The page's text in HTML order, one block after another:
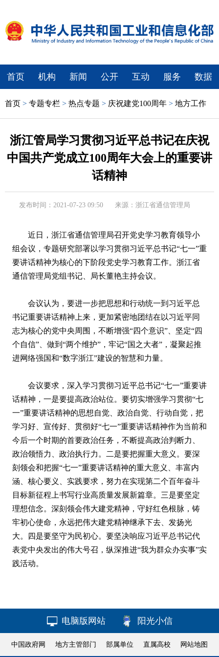
首页 机构 新闻 公开 互动 服务 数据
首页 > 专题专栏 > 热点专题 > 庆祝建党100周年 > 地方工作
浙江管局学习贯彻习近平总书记在庆祝
中国共产党成立100周年大会上的重要讲
话精神
发布时间：2021-07-23 09:50 来源：浙江省通信管理局
近日，浙江省通信管理局召开党史学习教育领导小
组会议，专题研究部署以学习贯彻习近平总书记“七一”重
要讲话精神为核心的下阶段党史学习教育工作。浙江省
通信管理局党组书记、局长董艳主持会议。
会议认为，要进一步把思想和行动统一到习近平总
书记重要讲话精神上来，更加紧密地团结在以习近平同
志为核心的党中央周围，不断增强“四个意识”、坚定“四
个自信”、做到“两个维护”，牢记“国之大者”，凝聚起推
进网络强国和“数字浙江”建设的智慧和力量。
会议要求，深入学习贯彻习近平总书记“七一”重要讲
话精神，一是要提高政治站位。要切实增强学习贯彻“七
一”重要讲话精神的思想自觉、政治自觉、行动自觉，把
学习好、宣传好、贯彻好“七一”重要讲话精神作为当前和
今后一个时期的首要政治任务，不断提高政治判断力、
政治领悟力、政治执行力。二是要把握重大意义。要深
刻领会和把握“七一”重要讲话精神的重大意义、丰富内
涵、核心要义、实践要求，努力在实现第二个百年奋斗
目标新征程上书写行业高质量发展新篇章。三是要坚定
理想信念。深刻领会伟大建党精神，守好红色根脉，铸
牢初心使命，永远把伟大建党精神继承下去、发扬光
大。四是要坚守为民初心。要坚决响应习近平总书记代
表党中央发出的伟大号召，纵深推进“我为群众办实事”实
践活动。
电脑版网站 阳光小信
中国政府网 地方主管部门 部属单位 直属高校 网站地图